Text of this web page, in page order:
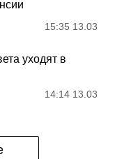
15:35 13.03
уходят в
14:14 13.03